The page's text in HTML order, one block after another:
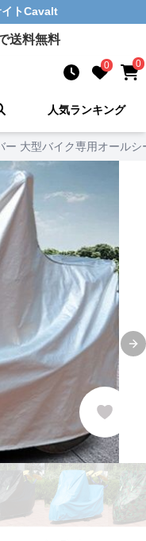
トCavalt
送料無料
0 0
人気ランキング
ー 大型バイク専用オールシ